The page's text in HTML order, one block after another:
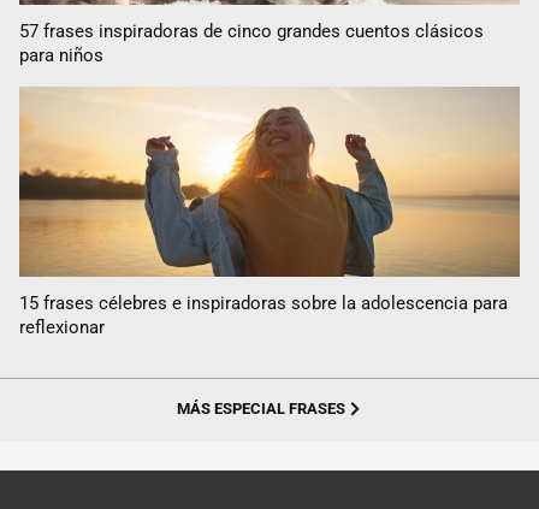
57 frases inspiradoras de cinco grandes cuentos clásicos
para niños
15 frases célebres e inspiradoras sobre la adolescencia para
reflexionar
MÁS ESPECIAL FRASES